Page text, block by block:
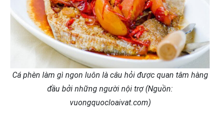
Cá phèn làm gì ngon luôn là câu hỏi được quan tâm hàng
đầu bởi những người nội trợ (Nguồn:
vuongquocloaivat.com)